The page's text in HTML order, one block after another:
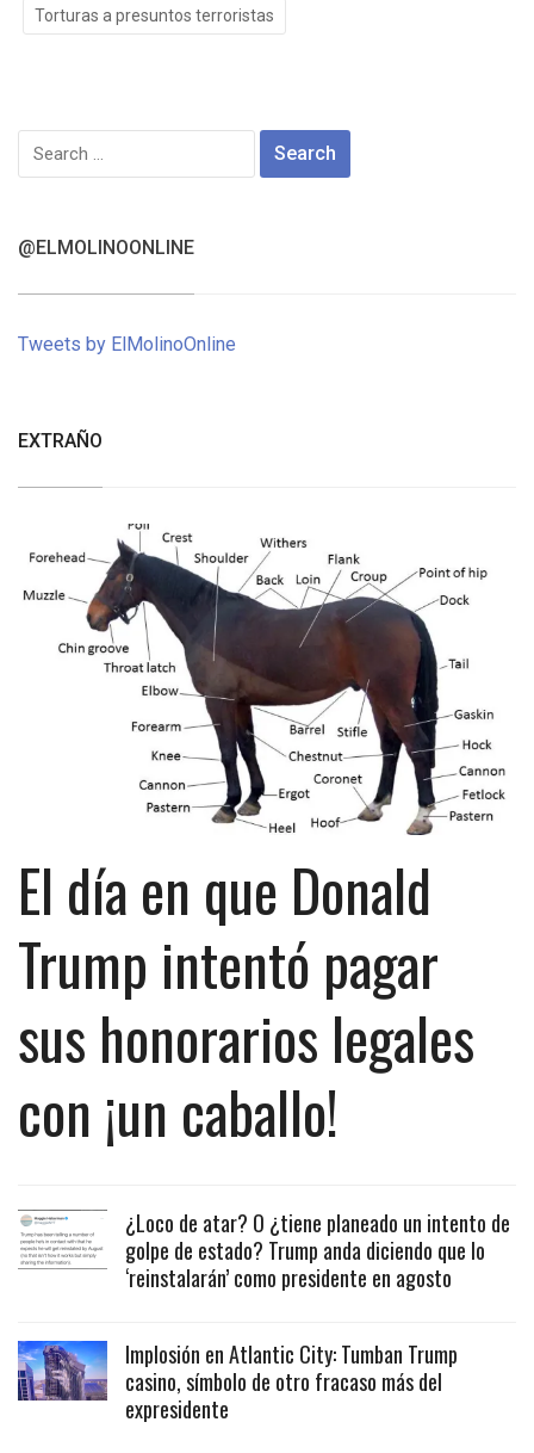
Torturas a presuntos terroristas
Search
for:
@ELMOLINOONLINE
Tweets by ElMolinoOnline
EXTRAÑO
El día en que Donald
Trump intentó pagar
sus honorarios legales
con ¡un caballo!
¿Loco de atar? O ¿tiene planeado un intento de
golpe de estado? Trump anda diciendo que lo
‘reinstalarán’ como presidente en agosto
Implosión en Atlantic City: Tumban Trump
casino, símbolo de otro fracaso más del
expresidente